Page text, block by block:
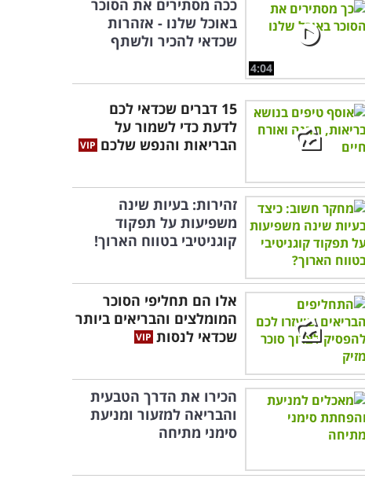
4:04
ככה מסתירים את הסוכר
באוכל שלנו - אזהרות
שכדאי להכיר ולשתף
15 דברים שכדאי לכם
לדעת כדי לשמור על
הבריאות והנפש שלכם
זהירות: בעיות שינה
משפיעות על תפקוד
קוגניטיבי בטווח הארוך!
אלו הם תחליפי הסוכר
המומלצים והבריאים ביותר
שכדאי לנסות
הכירו את הדרך הטבעית
והבריאה למזעור ומניעת
סימני מתיחה